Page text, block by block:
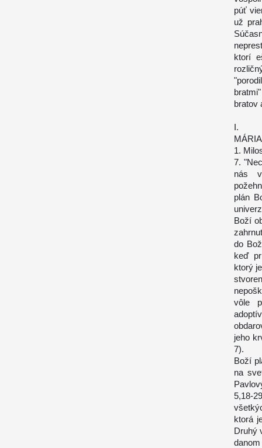
púť
už
ktorí
bratov
I.
1.
7.
nás v
plán
Boží
do
keď
ktorý
vôle
jeho
7).
Boží
na
5,18-
ktorá
Druhý